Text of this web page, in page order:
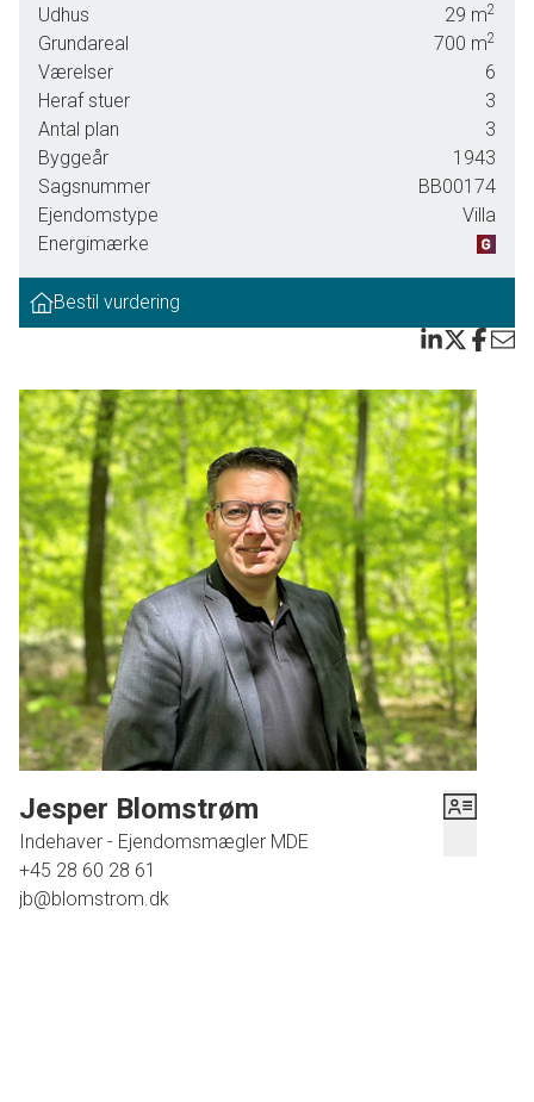
eller muligheden for at starte helt forfra.
Udhus 29 m2
Grundareal 700 m2
Værelser
6
Heraf stuer
3
Antal plan
3
Byggeår
1943
Sagsnummer
BB00174
Ejendomstype
Villa
Energimærke
Bestil vurdering
Jesper Blomstrøm
Indehaver - Ejendomsmægler MDE
+45 28 60 28 61
jb@blomstrom.dk